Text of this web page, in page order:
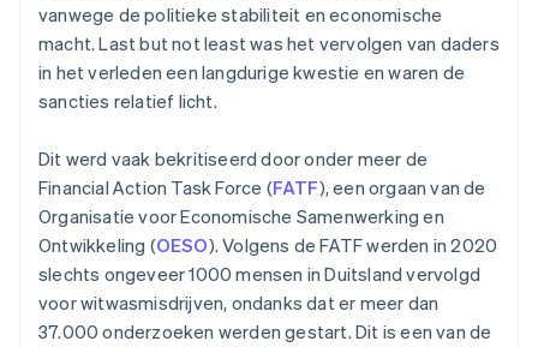
vanwege de politieke stabiliteit en economische
macht. Last but not least was het vervolgen van daders
in het verleden een langdurige kwestie en waren de
sancties relatief licht.
Dit werd vaak bekritiseerd door onder meer de
Financial Action Task Force (FATF), een orgaan van de
Organisatie voor Economische Samenwerking en
Ontwikkeling (OESO). Volgens de FATF werden in 2020
slechts ongeveer 1000 mensen in Duitsland vervolgd
voor witwasmisdrijven, ondanks dat er meer dan
37.000 onderzoeken werden gestart. Dit is een van de